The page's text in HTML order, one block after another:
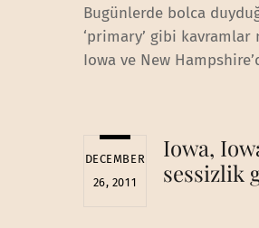
Bugünlerde bolca
‘primary’ gibi
Iowa ve New
DECEMBER
26, 2011
Iowa,
sessizlik